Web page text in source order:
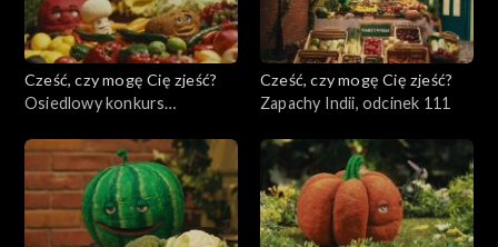
Cześć, czy mogę Cię zjeść?
Osiedlowy konkurs
Cześć, czy mogę Cię zjeść?
Zapachy Indii, odcinek 111